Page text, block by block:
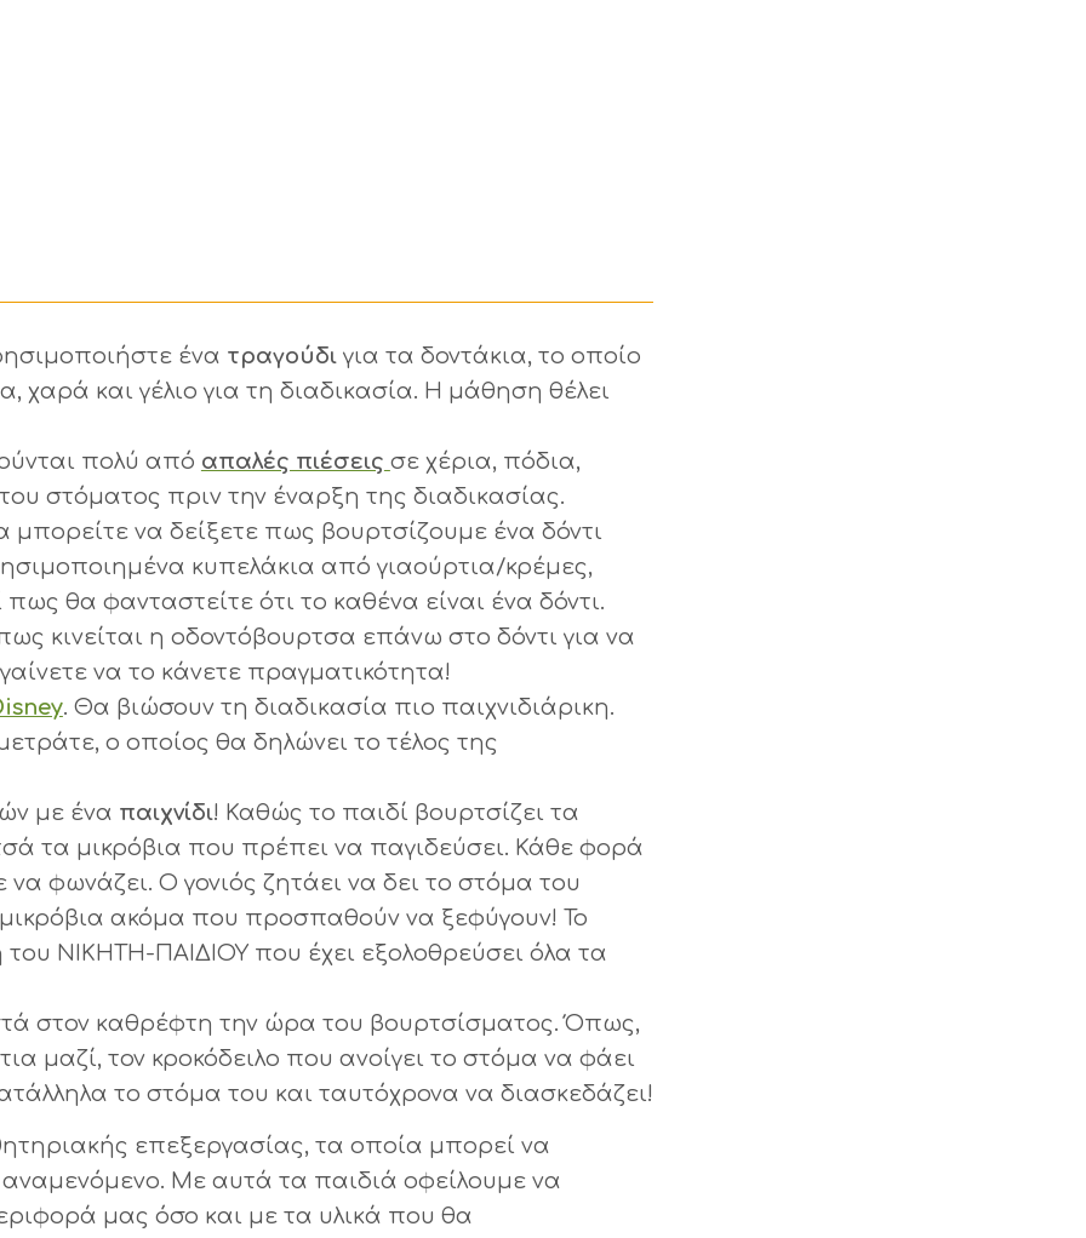
ένα τραγούδιγια τα δοντάκια, το οποίο
χαρά και γέλιο για τη διαδικασία. Η μάθηση θέλει
πολύ από απαλές πιέσεις σε χέρια, πόδια,
στόματος πριν την έναρξη της διαδικασίας.
να δείξετε πως βουρτσίζουμε ένα δόντι
κυπελάκια από γιαούρτια/κρέμες,
θα φανταστείτε ότι το καθένα είναι ένα δόντι.
κινείται η οδοντόβουρτσα επάνω στο δόντι για να
να το κάνετε πραγματικότητα!
. Θα βιώσουν τη διαδικασία πιο παιχνιδιάρικη.
ο οποίος θα δηλώνει το τέλος της
με ένα παιχνίδι! Καθώς το παιδί βουρτσίζει τα
τα μικρόβια που πρέπει να παγιδεύσει. Κάθε φορά
φωνάζει. Ο γονιός ζητάει να δει το στόμα του
ακόμα που προσπαθούν να ξεφύγουν! Το
του ΝΙΚΗΤΗ-ΠΑΙΔΙΟΥ που έχει εξολοθρεύσει όλα τα
στον καθρέφτη την ώρα του βουρτσίσματος. Όπως,
μαζί, τον κροκόδειλο που ανοίγει το στόμα να φάει
το στόμα του και ταυτόχρονα να διασκεδάζει!
επεξεργασίας, τα οποία μπορεί να
Με αυτά τα παιδιά οφείλουμε να
μας όσο και με τα υλικά που θα